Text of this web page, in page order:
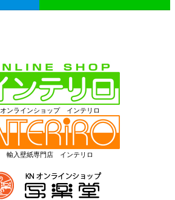
オンラインショップ インテリロ
輸入壁紙専門店 インテリロ